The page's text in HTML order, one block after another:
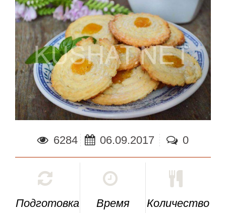
6284 06.09.2017 0
Подготовка
Время
Количество